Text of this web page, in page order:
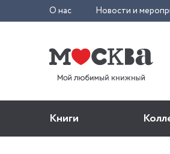
О нас Новости и
Книги